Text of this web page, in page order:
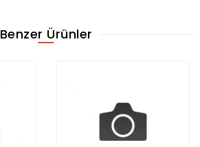
Benzer Ürünler